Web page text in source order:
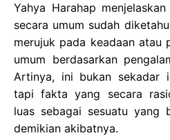
Yahya Harahap
secara umum sudah
merujuk pada keadaan atau
umum berdasarkan
Artinya, ini bukan sekadar
tapi fakta yang secara
luas sebagai sesuatu yang
demikian akibatnya.